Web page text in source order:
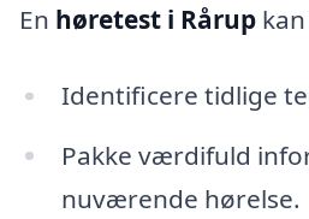
En høretest i Rårup
Identificere tidlige
Pakke værdifuld
nuværende hørelse.